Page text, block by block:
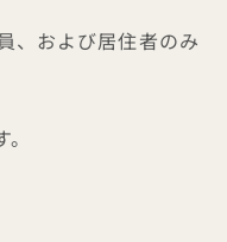
、および居住者のみ